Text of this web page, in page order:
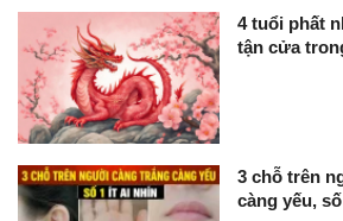
4 tuổi phất
tận cửa
3 chỗ trên
càng yếu,